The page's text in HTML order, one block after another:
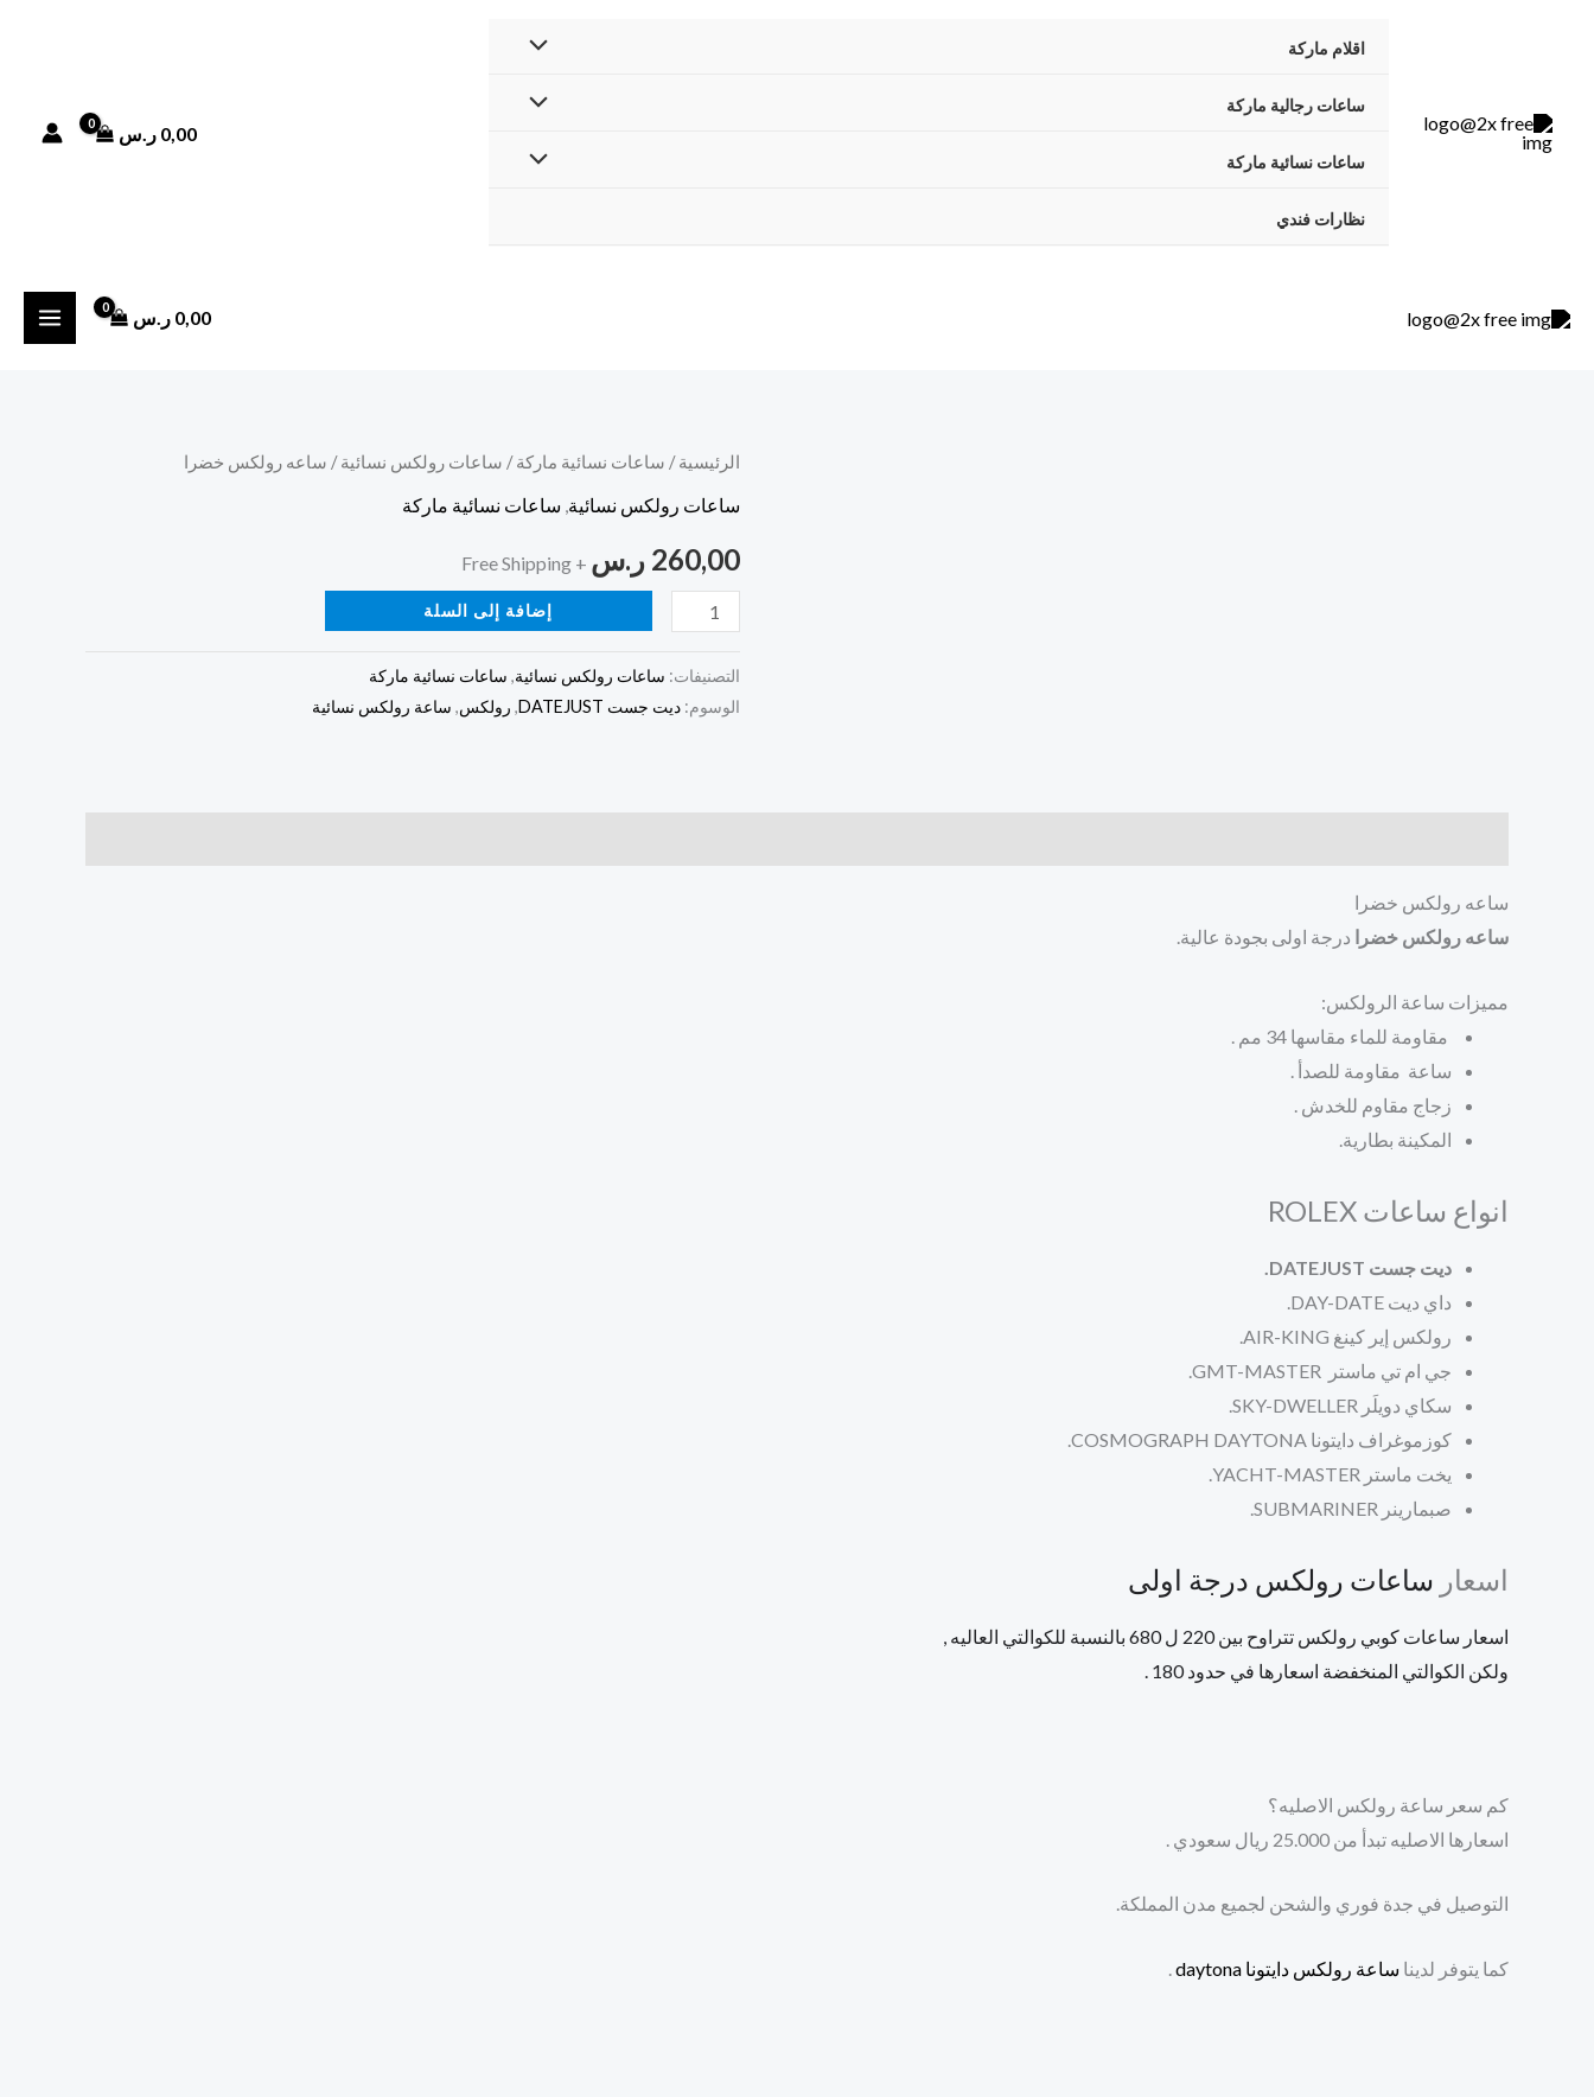
اقلام ماركة
ساعات رجالية ماركة
ساعات نسائية ماركة
نظارات فندي
0,00 ر.س
0,00 ر.س
الرئيسية/ ساعات نسائية ماركة/ ساعات رولكس نسائية/ ساعه رولكس خضرا
ساعات رولكس نسائية ساعات نسائية ماركة
260,00 ر.س + Free Shipping
كمية
ساعه
خضرا
إضافة إلى السلة
التصنيفات: ساعات رولكس نسائية, ساعات نسائية ماركة
الوسوم: ديت جست DATEJUST , رولكس, ساعة رولكس نسائية
ساعه رولكس خضرا
ساعه رولكس خضرا درجة اولى بجودة عالية.
مميزات ساعة الرولكس:
مقاومة للماء مقاسها 34 مم .
ساعة مقاومة للصدأ .
زجاج مقاوم للخدش .
المكينة بطارية.
انواع ساعات ROLEX
ديت جست DATEJUST.
داي ديت DAY-DATE.
رولكس إير كينغ AIR-KING.
جي ام تي ماستر GMT-MASTER.
سكاي دويلَر SKY-DWELLER.
كوزموغراف دايتونا COSMOGRAPH DAYTONA.
يخت ماستر YACHT-MASTER.
صبمارينر SUBMARINER.
اسعار ساعات رولكس درجة اولى
اسعار ساعات كوبي رولكس تتراوح بين 220 ل 680 بالنسبة للكوالتي العاليه ,
ولكن الكوالتي المنخفضة اسعارها في حدود 180 .
كم سعر ساعة رولكس الاصليه؟
اسعارها الاصليه تبدأ من 25.000 ريال سعودي .
التوصيل في جدة فوري والشحن لجميع مدن المملكة.
كما يتوفر لدينا ساعة رولكس دايتونا daytona